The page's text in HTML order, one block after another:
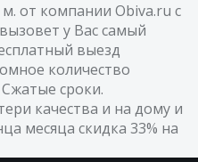
от компании Obiva.ru с
у Вас самый
выезд
количество
сроки.
качества и на дому и
месяца скидка 33% на